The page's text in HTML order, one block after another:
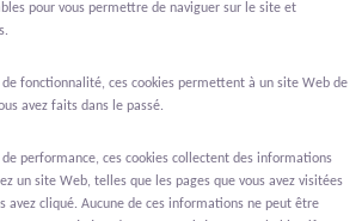
département Malines
pour vous permettre de naviguer sur le site et
de fonctionnalité, ces cookies permettent à un site Web de
avez faits dans le passé.
de performance, ces cookies collectent des informations
un site Web, telles que les pages que vous avez visitées
avez cliqué. Aucune de ces informations ne peut être